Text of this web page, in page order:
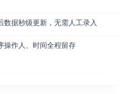
数据秒级更新，无需人工录入
操作人、时间全程留存